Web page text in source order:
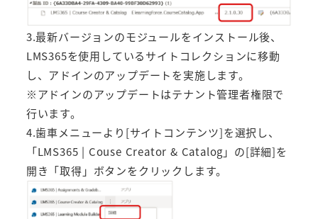
3.最新バージョンのモジュールをインストール後、
LMS365を使用しているサイトコレクションに移動
し、アドインのアップデートを実施します。
※アドインのアップデートはテナント管理者権限で
行います。
4.歯車メニューより[サイトコンテンツ]を選択し、
「LMS365 | Couse Creator & Catalog」の[詳細]を
開き「取得」ボタンをクリックします。